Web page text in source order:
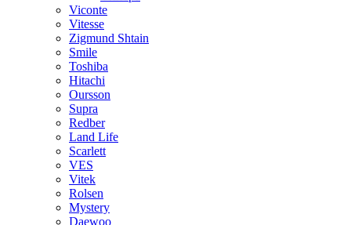
Viconte
Vitesse
Zigmund Shtain
Smile
Toshiba
Hitachi
Oursson
Supra
Redber
Land Life
Scarlett
VES
Vitek
Rolsen
Mystery
Daewoo